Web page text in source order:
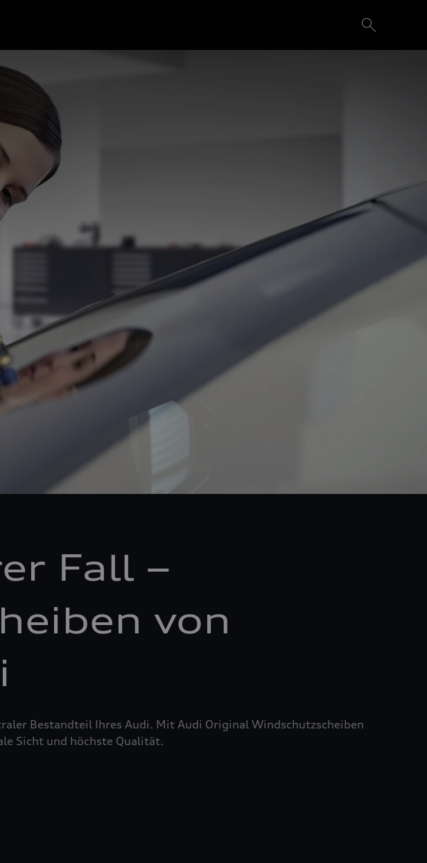
Fall –
von
Bestandteil Ihres Audi. Mit Audi Original Windschutzscheiben
Sicht und höchste Qualität.